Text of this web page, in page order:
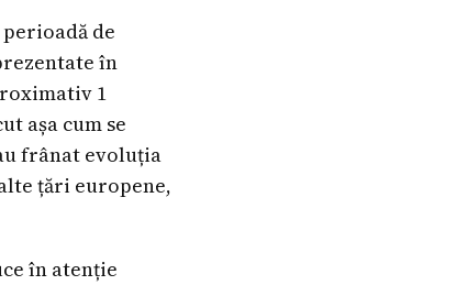
de
în
1
așa cum se
frânat evoluția
țări europene,
în atenție